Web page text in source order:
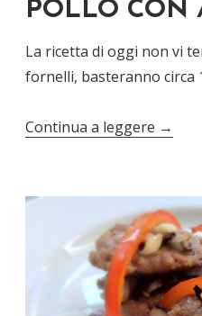
POLLO CON
La ricetta di oggi non vi
fornelli, basteranno circa
Continua a leggere →